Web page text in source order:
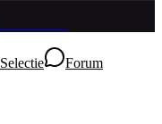
Selectie Forum